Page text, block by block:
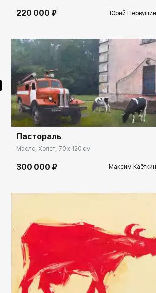
220 000 ₽ Юрий Первушин
Домен: ekb.rakovgallery.ru
Пастораль
Масло, Холст, 70 x 120 см
300 000 ₽ Максим Каёткин
Домен: ekb.rakovgallery.ru